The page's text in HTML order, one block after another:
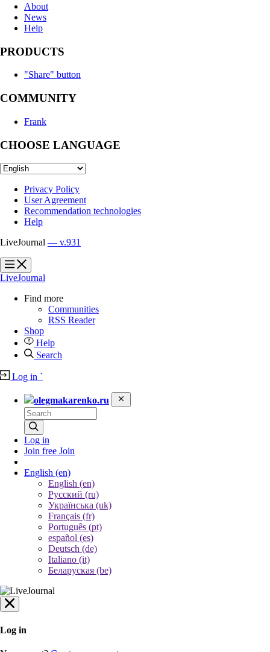
About
News
Help
PRODUCTS
"Share" button
COMMUNITY
Frank
CHOOSE LANGUAGE
Privacy Policy
User Agreement
Recommendation technologies
Help
LiveJournal — v.931
?
?
LiveJournal
Find more
Communities
RSS Reader
Shop
Help
Search
Log in `
olegmakarenko.ru
Log in
Join free Join
English (en)
English (en)
Русский (ru)
Українська (uk)
Français (fr)
Português (pt)
español (es)
Deutsch (de)
Italiano (it)
Беларуская (be)
Log in